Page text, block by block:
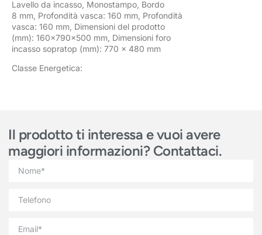
Lavello da incasso, Monostampo, Bordo
8 mm, Profondità vasca: 160 mm, Profondità
vasca: 160 mm, Dimensioni del prodotto
(mm): 160x790x500 mm, Dimensioni foro
incasso sopratop (mm): 770 x 480 mm
Classe Energetica:
Il prodotto ti interessa e vuoi avere
maggiori informazioni? Contattaci.